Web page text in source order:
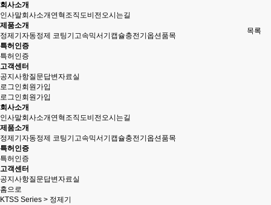
회사소개
인사말회사소개 연혁 조직도비전오시는길
제품소개
정제기 자동정제 코팅기 고속믹서기 캡슐충전기 옵션품목
특허인증
특허인증
고객센터
공지사항질문답변자료실
로그인회원가입
로그인회원가입
회사소개
인사말회사소개 연혁 조직도비전오시는길
제품소개
정제기 자동정제 코팅기 고속믹서기 캡슐충전기 옵션품목
특허인증
특허인증
고객센터
공지사항질문답변자료실
홈으로
KTSS Series > 정제기
목록